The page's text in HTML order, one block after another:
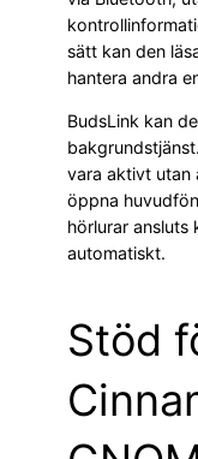
sätt kan den
hantera andra
BudsLink kan
vara aktivt utan
öppna
hörlurar ansluts
automatiskt.
Stöd